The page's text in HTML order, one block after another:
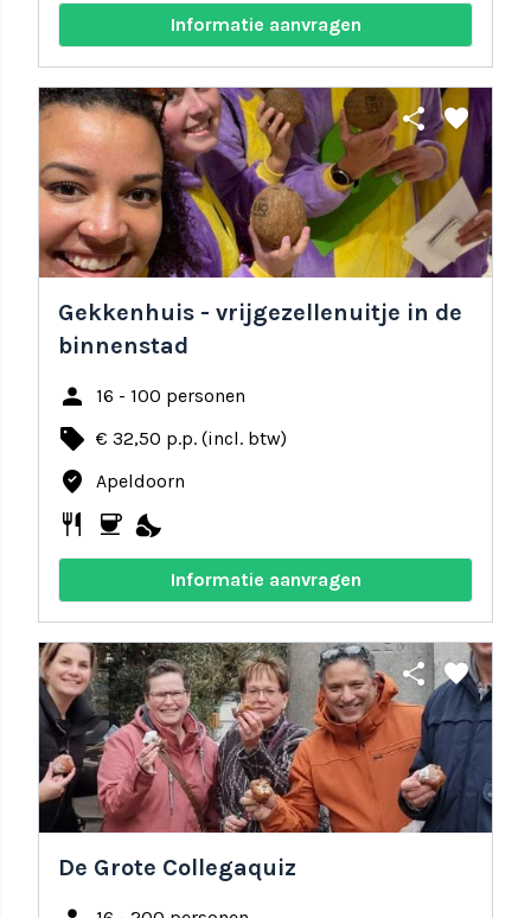
Informatie aanvragen
share favorite
Gekkenhuis - vrijgezellenuitje in de
binnenstad
person 16 - 100 personen
local_offer € 32,50 p.p. (incl. btw)
where_to_vote Apeldoorn
restaurant coffee nights_stay
Informatie aanvragen
share favorite
De Grote Collegaquiz